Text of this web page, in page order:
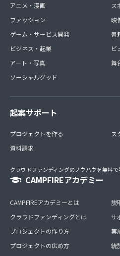
アニメ・漫画
ファッション
ゲーム・サービス開発
ビジネス・起業
アート・写真
ソーシャルグッド
ス
映
書
ビ
舞
起案サポート
プロジェクトを作る
資料請求
ス
クラウドファンディングのノウハウを無料で
CAMPFIREアカデミー
CAMPFIREアカデミーとは
クラウドファンディングとは
プロジェクトの作り方
プロジェクトの広め方
説
サ
実
統